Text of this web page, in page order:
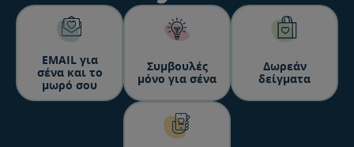
ΕΜΑΙL για
σένα και το
μωρό σου
Συμβουλές
μόνο για σένα
Δωρεάν
δείγματα